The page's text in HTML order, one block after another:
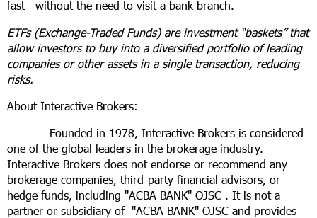
fast—without the need to visit a bank branch.
ETFs (Exchange-Traded Funds) are investment “baskets” that
allow investors to buy into a diversified portfolio of leading
companies or other assets in a single transaction, reducing
risks.
About Interactive Brokers:
Founded in 1978, Interactive Brokers is considered
one of the global leaders in the brokerage industry.
Interactive Brokers does not endorse or recommend any
brokerage companies, third-party financial advisors, or
hedge funds, including "ACBA BANK" OJSC . It is not a
partner or subsidiary of "ACBA BANK" OJSC and provides